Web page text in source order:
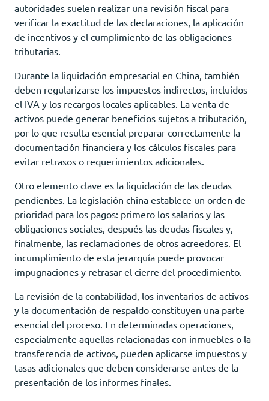
autoridades suelen realizar una revisión fiscal para
verificar la exactitud de las declaraciones, la aplicación
de incentivos y el cumplimiento de las obligaciones
tributarias.
Durante la liquidación empresarial en China, también
deben regularizarse los impuestos indirectos, incluidos
el IVA y los recargos locales aplicables. La venta de
activos puede generar beneficios sujetos a tributación,
por lo que resulta esencial preparar correctamente la
documentación financiera y los cálculos fiscales para
evitar retrasos o requerimientos adicionales.
Otro elemento clave es la liquidación de las deudas
pendientes. La legislación china establece un orden de
prioridad para los pagos: primero los salarios y las
obligaciones sociales, después las deudas fiscales y,
finalmente, las reclamaciones de otros acreedores. El
incumplimiento de esta jerarquía puede provocar
impugnaciones y retrasar el cierre del procedimiento.
La revisión de la contabilidad, los inventarios de activos
y la documentación de respaldo constituyen una parte
esencial del proceso. En determinadas operaciones,
especialmente aquellas relacionadas con inmuebles o la
transferencia de activos, pueden aplicarse impuestos y
tasas adicionales que deben considerarse antes de la
presentación de los informes finales.